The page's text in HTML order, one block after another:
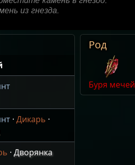
из гнезда.
· Дикарь ·
· Дворянка
Род
Буря мечей